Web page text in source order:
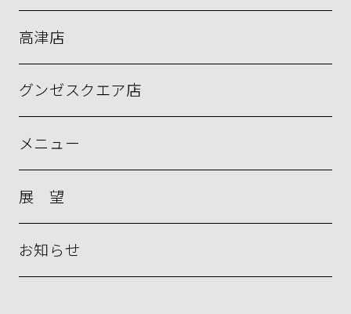
高津店
グンゼスクエア店
メニュー
展 望
お知らせ